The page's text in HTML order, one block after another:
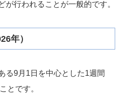
が行われることが一般的です。
年）
る9月1日を中心とした1週間
とです。